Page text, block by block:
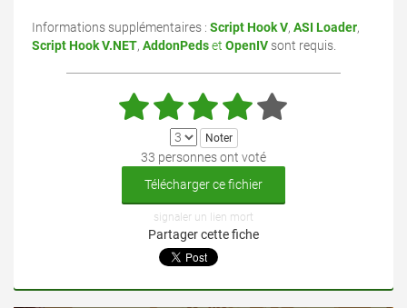
Informations supplémentaires : Script Hook V, ASI Loader,
Script Hook V.NET, AddonPedset OpenIV sont requis.
33 personnes ont voté
Télécharger ce fichier
signaler un lien mort
Partager cette fiche